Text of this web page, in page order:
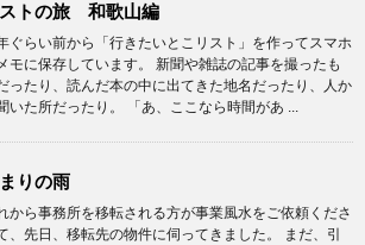
ストの旅 和歌山編
ぐらい前から「行きたいとこリスト」を作ってスマホ
モに保存しています。 新聞や雑誌の記事を撮ったも
ったり、読んだ本の中に出てきた地名だったり、人か
いた所だったり。 「あ、ここなら時間があ ...
りの雨
から事務所を移転される方が事業風水をご依頼くださ
、先日、移転先の物件に伺ってきました。 まだ、引